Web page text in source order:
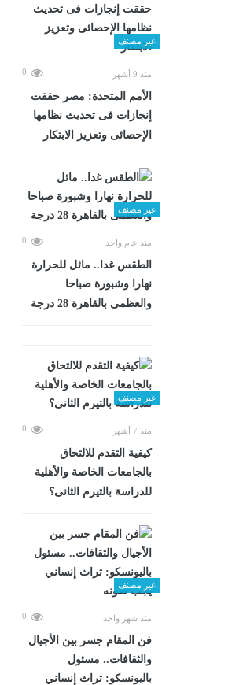
غير مصنف
منذ 9 أشهر 0
الأمم المتحدة: مصر حققت
إنجازات فى تحديث نظامها
الإحصائى وتعزيز الابتكار
غير مصنف
منذ عام واحد 0
الطقس غدا.. مائل للحرارة
نهارا وشبورة صباحا
والعظمى بالقاهرة 28 درجة
غير مصنف
منذ 7 أشهر 0
كيفية التقدم للالتحاق
بالجامعات الخاصة والأهلية
للدراسة بالتيرم الثانى؟
غير مصنف
منذ شهر واحد 0
فن المقام جسر بين الأجيال
والثقافات.. مسئول
باليونسكو: تراث إنساني